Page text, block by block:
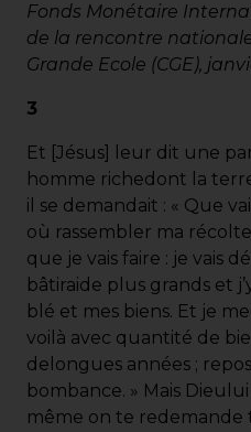
Fonds Monétaire
de la rencontre
Grande Ecole (CGE),
3
Et [Jésus] leur dit une
homme richedont la
il se demandait : « Que
où rassembler ma
que je vais faire : je vais
bâtiraide plus grands et
blé et mes biens. Et je
voilà avec quantité de
delongues années ;
bombance. » Mais
même on te redemande